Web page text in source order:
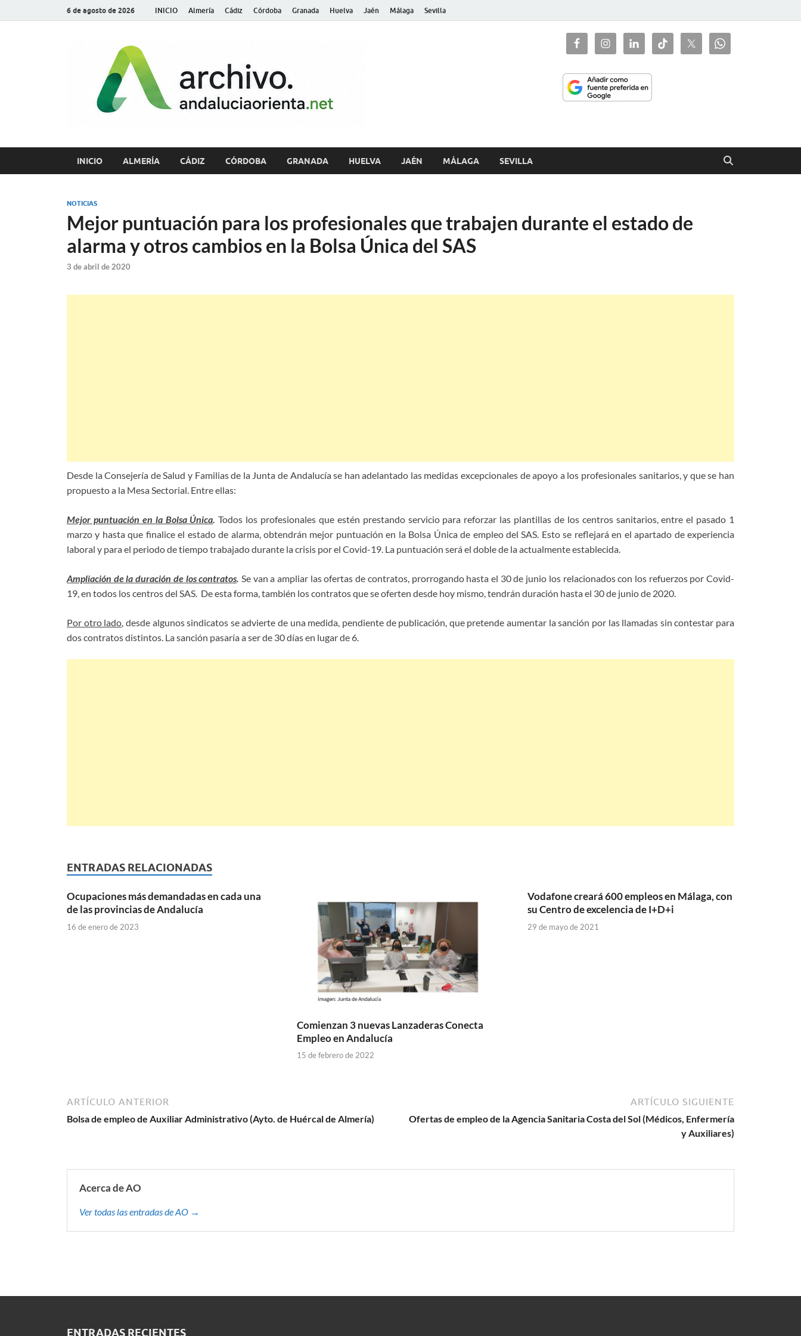
6 de agosto de 2026 INICIO Almería Cádiz Córdoba Granada Huelva Jaén Málaga Sevilla
archivo.andaluciaorienta
INICIO ALMERÍA CÁDIZ CÓRDOBA GRANADA HUELVA JAÉN MÁLAGA SEVILLA
NOTICIAS
Mejor puntuación para los profesionales que trabajen durante el estado de
alarma y otros cambios en la Bolsa Única del SAS
3 de abril de 2020
Desde la Consejería de Salud y Familias de la Junta de Andalucía se han adelantado las medidas excepcionales de apoyo a los profesionales sanitarios, y que se han
propuesto a la Mesa Sectorial. Entre ellas:
Mejor puntuación en la Bolsa Única. Todos los profesionales que estén prestando servicio para reforzar las plantillas de los centros sanitarios, entre el pasado 1
marzo y hasta que finalice el estado de alarma, obtendrán mejor puntuación en la Bolsa Única de empleo del SAS. Esto se reflejará en el apartado de experiencia
laboral y para el periodo de tiempo trabajado durante la crisis por el Covid-19. La puntuación será el doble de la actualmente establecida.
Ampliación de la duración de los contratos. Se van a ampliar las ofertas de contratos, prorrogando hasta el 30 de junio los relacionados con los refuerzos por Covid-
19, en todos los centros del SAS. De esta forma, también los contratos que se oferten desde hoy mismo, tendrán duración hasta el 30 de junio de 2020.
Por otro lado, desde algunos sindicatos se advierte de una medida, pendiente de publicación, que pretende aumentar la sanción por las llamadas sin contestar para
dos contratos distintos. La sanción pasaría a ser de 30 días en lugar de 6.
ENTRADAS RELACIONADAS
Ocupaciones más demandadas en cada una
de las provincias de Andalucía
16 de enero de 2023
Comienzan 3 nuevas Lanzaderas Conecta
Empleo en Andalucía
15 de febrero de 2022
Vodafone creará 600 empleos en Málaga, con
su Centro de excelencia de I+D+i
29 de mayo de 2021
ARTÍCULO ANTERIOR
Bolsa de empleo de Auxiliar Administrativo (Ayto. de Huércal de Almería)
ARTÍCULO SIGUIENTE
Ofertas de empleo de la Agencia Sanitaria Costa del Sol (Médicos, Enfermería
y Auxiliares)
Acerca de AO
Ver todas las entradas de AO →
ENTRADAS RECIENTES